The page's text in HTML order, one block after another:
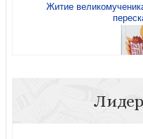
Житие